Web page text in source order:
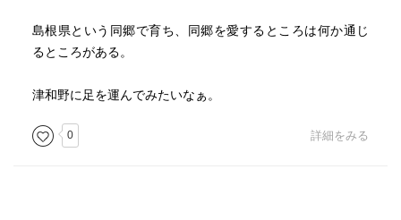
島根県という同郷で育ち、同郷を愛するところは何か通じ
るところがある。
津和野に足を運んでみたいなぁ。
0 詳細をみる